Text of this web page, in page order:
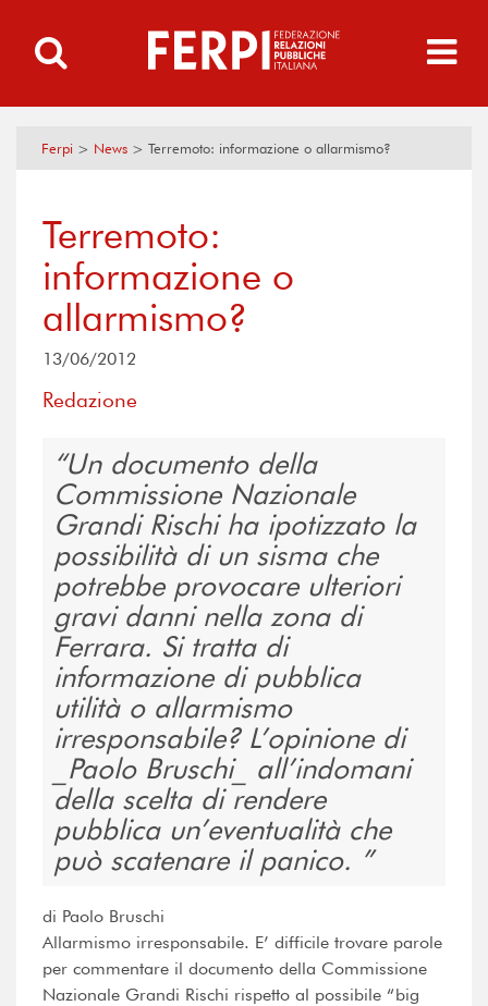
Ferpi > News > Terremoto: informazione o allarmismo?
Terremoto:
informazione o
allarmismo?
13/06/2012
Redazione
Un documento della
Commissione Nazionale
Grandi Rischi ha ipotizzato la
possibilità di un sisma che
potrebbe provocare ulteriori
gravi danni nella zona di
Ferrara. Si tratta di
informazione di pubblica
utilità o allarmismo
irresponsabile? L’opinione di
_Paolo Bruschi_ all’indomani
della scelta di rendere
pubblica un’eventualità che
può scatenare il panico.
di Paolo Bruschi
Allarmismo irresponsabile. E’ difficile trovare parole
per commentare il documento della Commissione
Nazionale Grandi Rischi rispetto al possibile “big